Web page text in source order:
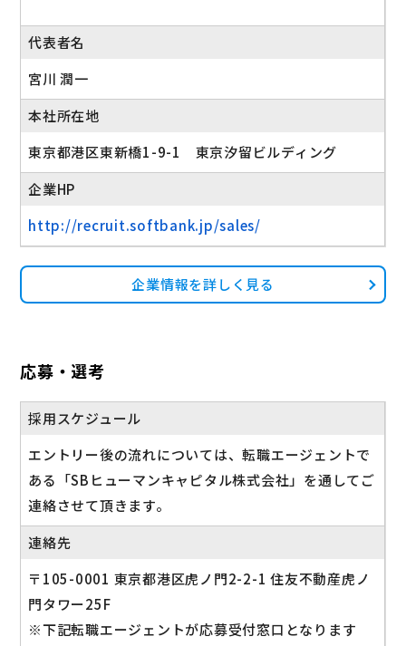
代表者名
宮川 潤一
本社所在地
東京都港区東新橋1-9-1 東京汐留ビルディング
企業HP
http://recruit.softbank.jp/sales/
企業情報を詳しく見る
応募・選考
採用スケジュール
エントリー後の流れについては、転職エージェントで
ある「SBヒューマンキャピタル株式会社」を通してご
連絡させて頂きます。
連絡先
〒105-0001 東京都港区虎ノ門2-2-1 住友不動産虎ノ
門タワー25F
※下記転職エージェントが応募受付窓口となります